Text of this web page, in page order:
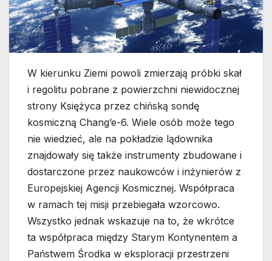
W kierunku Ziemi powoli zmierzają próbki skał
i regolitu pobrane z powierzchni niewidocznej
strony Księżyca przez chińską sondę
kosmiczną Chang’e-6. Wiele osób może tego
nie wiedzieć, ale na pokładzie lądownika
znajdowały się także instrumenty zbudowane i
dostarczone przez naukowców i inżynierów z
Europejskiej Agencji Kosmicznej. Współpraca
w ramach tej misji przebiegała wzorcowo.
Wszystko jednak wskazuje na to, że wkrótce
ta współpraca między Starym Kontynentem a
Państwem Środka w eksploracji przestrzeni